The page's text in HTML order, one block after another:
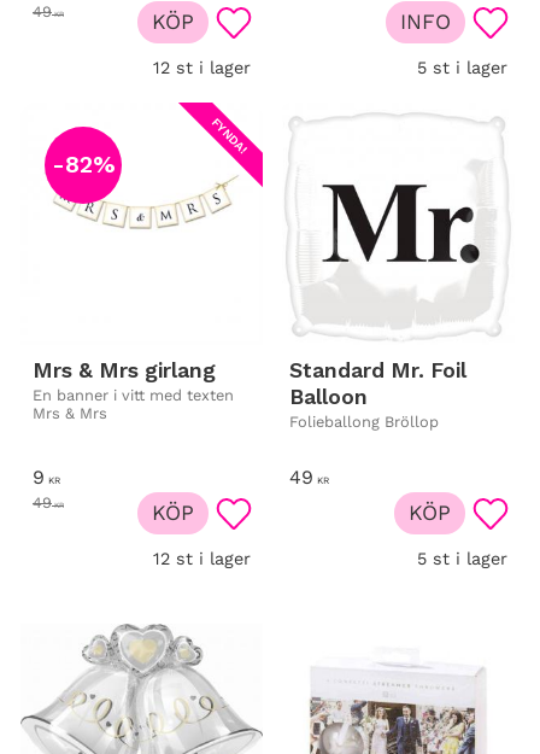
49KR
Lägg till i favoriter
12 st i lager
KÖP
5 st i lager
INFO
Mrs & Mrs girlang
En banner i vitt med texten
Mrs & Mrs
9 KR
49KR
82%
FYNDA!
Lägg till i favoriter
12 st i lager
KÖP
Standard Mr. Foil
Balloon
Folieballong Bröllop
49 KR
5 st i lager
KÖP